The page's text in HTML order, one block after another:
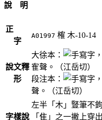
說 明
正
字
A01997 榷 木-10-14
說文釋
形
大徐本：
隺聲。（江岳切）
段注本：
聲。（江岳切）
字樣說
左半「木」豎筆不
「隹」之一撇上穿出